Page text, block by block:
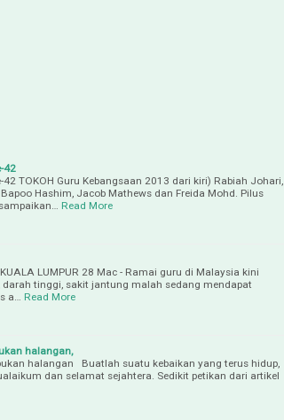
42
42 TOKOH Guru Kebangsaan 2013 dari kiri) Rabiah Johari,
Hashim, Jacob Mathews dan Freida Mohd. Pilus
Read More
LUMPUR 28 Mac - Ramai guru di Malaysia kini
tinggi, sakit jantung malah sedang mendapat
a… Read More
halangan,
halangan Buatlah suatu kebaikan yang terus hidup,
dan selamat sejahtera. Sedikit petikan dari artikel